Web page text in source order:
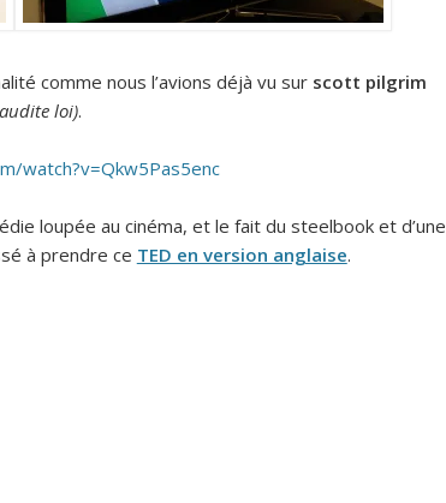
comme nous l’avions déjà vu sur scott pilgrim
loi).
watch?v=Qkw5Pas5enc
loupée au cinéma, et le fait du steelbook et d’une
à prendre ce TED en version anglaise.